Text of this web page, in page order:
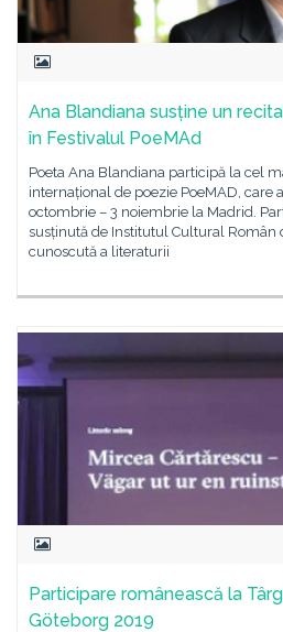
Ana Blandiana susține un
în Festivalul PoeMAd
Poeta Ana Blandiana participă la cel
internațional de poezie PoeMAD, care
octombrie – 3 noiembrie la Madrid.
susținută de Institutul Cultural Român
cunoscută a literaturii
Participare românească la
Göteborg 2019